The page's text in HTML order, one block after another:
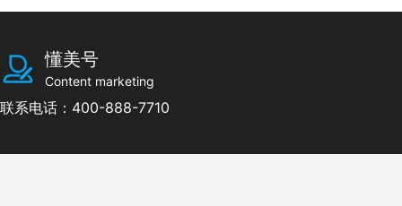
懂美号
Content marketing
联系电话：400-888-7710